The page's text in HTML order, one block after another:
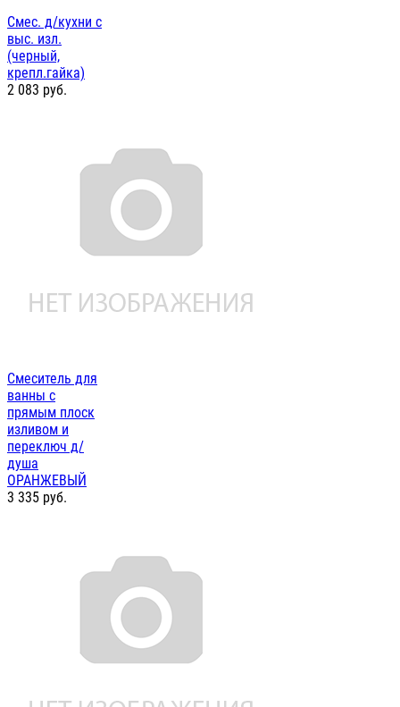
Смес. д/кухни с
выс. изл.
(черный,
крепл.гайка)
2 083 руб.
Смеситель для
ванны с
прямым плоск
изливом и
переключ д/
душа
ОРАНЖЕВЫЙ
3 335 руб.